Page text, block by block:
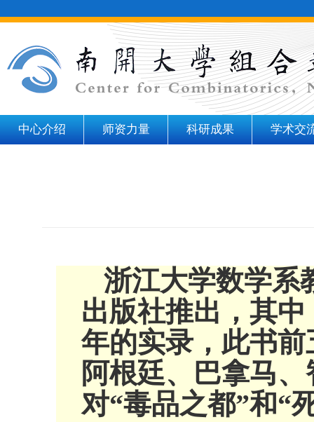
中心介绍 师资力量 科研成果 学术交
浙江大学数学系
出版社推出，其
年的实录，此书
阿根廷、巴拿马
对“毒品之都”和“